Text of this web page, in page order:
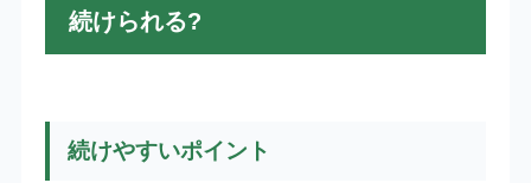
続けられる?
続けやすいポイント